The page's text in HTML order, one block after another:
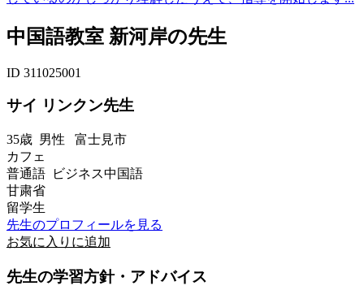
中国語教室 新河岸の先生
ID 311025001
サイ リンクン先生
35歳 男性 富士見市
カフェ
普通語 ビジネス中国語
甘粛省
留学生
先生のプロフィールを見る
お気に入りに追加
先生の学習方針・アドバイス